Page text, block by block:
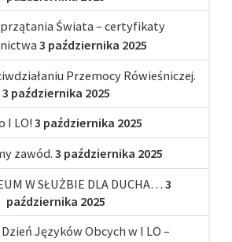
Świata – certyfikaty
3 października 2025
Przemocy Rówieśniczej.
3 października 2025
I LO! 3 października 2025
zawód.3 października 2025
W SŁUŻBIE DLA DUCHA… 3
października 2025
Języków Obcych w I LO –